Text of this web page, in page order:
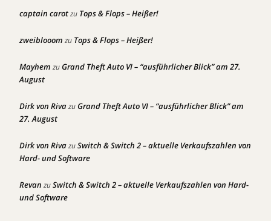
captain carotzu Tops & Flops – Heißer!
zweiblooom zu Tops & Flops – Heißer!
Mayhem zuGrand Theft Auto VI – “ausführlicher Blick” am 27.
August
Dirk von RivazuGrand Theft Auto VI – “ausführlicher Blick” am
27. August
Dirk von RivazuSwitch & Switch 2 – aktuelle Verkaufszahlen von
Hard- und Software
Revan zuSwitch & Switch 2 – aktuelle Verkaufszahlen von Hard-
und Software